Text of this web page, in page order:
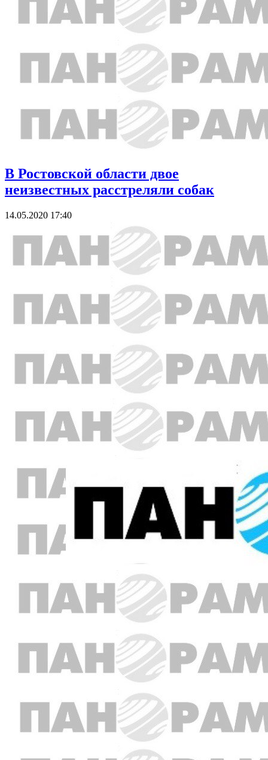
В Ростовской области двое
неизвестных расстреляли собак
14.05.2020 17:40